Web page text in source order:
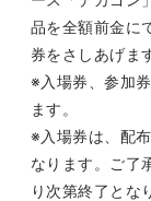
品を全額前金に
券をさしあげま
※入場券、参加
ます。
※入場券は、配
なります。ご了
り次第終了とな